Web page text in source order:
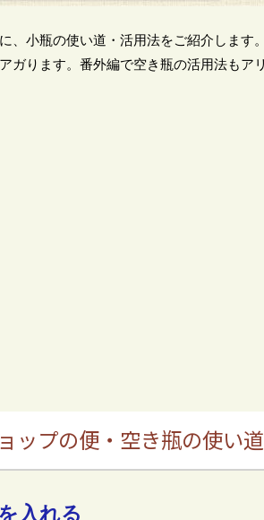
、小瓶の使い道・活用法をご紹介します
ガります。番外編で空き瓶の活用法もアリ
ップの便・空き瓶の使い
入れる